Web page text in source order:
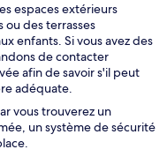
espaces extérieurs
ou des terrasses
enfants. Si vous avez des
de contacter
afin de savoir s'il peut
adéquate.
vous trouverez un
un système de sécurité